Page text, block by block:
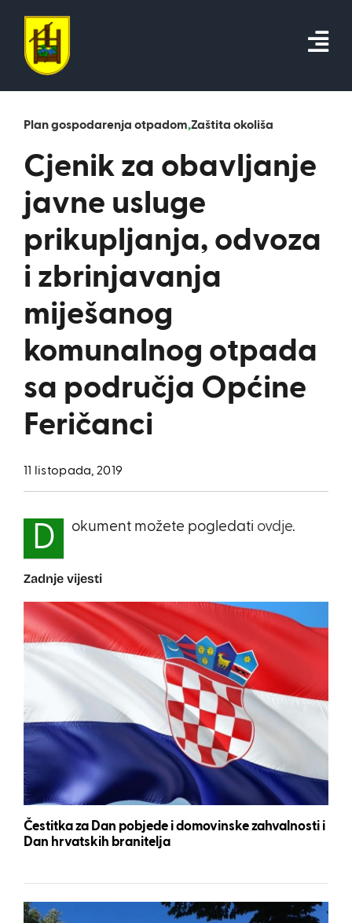
content
Plan gospodarenja otpadom,Zaštita okoliša
Cjenik za obavljanje
javne usluge
prikupljanja, odvoza
i zbrinjavanja
miješanog
komunalnog otpada
sa područja Općine
Feričanci
11 listopada, 2019
D okument možete pogledati ovdje.
Zadnje vijesti
Čestitka za Dan pobjede i domovinske zahvalnosti i
Dan hrvatskih branitelja